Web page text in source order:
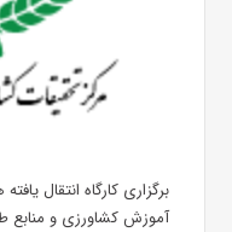
برگزاری کارگاه انتقال
آموزش کشاورزی و منابع